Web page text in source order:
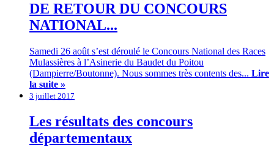
DE RETOUR DU CONCOURS
NATIONAL...
Samedi 26 août s’est déroulé le Concours National des Races
Mulassières à l’Asinerie du Baudet du Poitou
(Dampierre/Boutonne). Nous sommes très contents des... Lire
la suite »
3 juillet 2017
Les résultats des concours
départementaux